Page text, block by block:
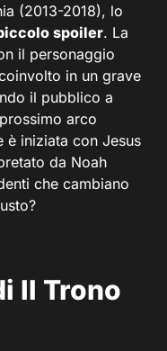
(2013-2018), lo
spoiler. La
il personaggio
in un grave
il pubblico a
arco
è iniziata con Jesus
da Noah
che cambiano
Il Trono